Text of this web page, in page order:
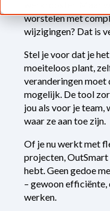
worstelen met
wijzigingen? Dat is
Stel je voor dat je
moeiteloos plant,
veranderingen
mogelijk. De tool
jou als voor je team,
waar ze aan toe zijn.
Of je nu werkt met
projecten,
hebt. Geen gedoe
– gewoon
werken.